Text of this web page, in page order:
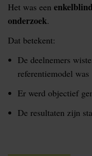
Het was een
onderzoek.
Dat betekent:
De deelnemers
referentiemodel was
Er werd objectief
De resultaten zijn